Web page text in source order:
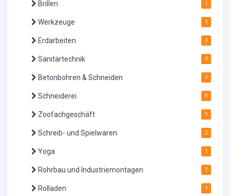
Brillen 1
Werkzeuge 1
Erdarbeiten 3
Sanitärtechnik 6
Betonbohren & Schneiden 1
Schneiderei 9
Zoofachgeschäft 1
Schreib- und Spielwaren 2
Yoga 1
Rohrbau und Industriemontagen 1
Rolladen 1